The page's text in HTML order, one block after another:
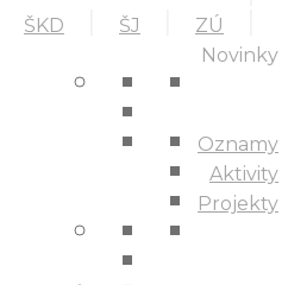
ŠKD ŠJ ZÚ
Novinky
Oznamy
Aktivity
Projekty